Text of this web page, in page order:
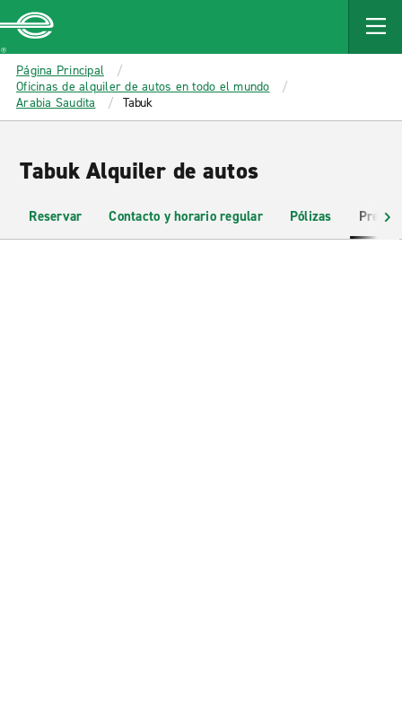
MAIN
CONTENT
Enterprise
Página Principal
Oficinas de alquiler de autos en todo el mundo
Arabia Saudita
Tabuk
Tabuk Alquiler de autos
Reservar Contacto y horario regular Pólizas